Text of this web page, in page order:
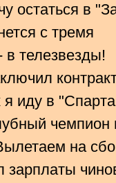
остаться в
с тремя
в телезвезды!
иду в
чемпион
на
зарплаты